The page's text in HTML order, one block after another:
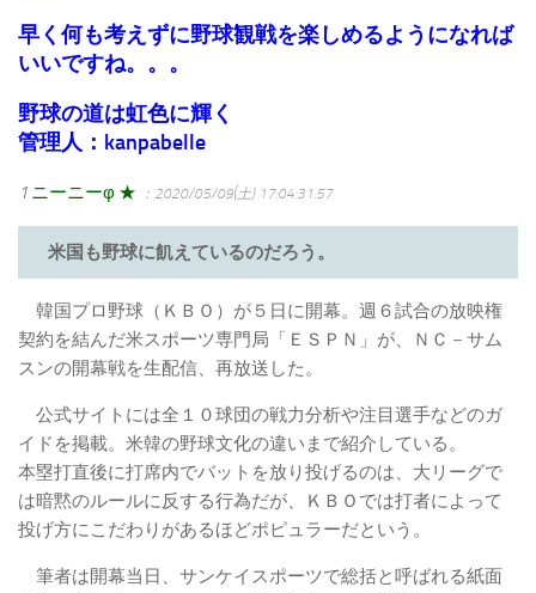
早く何も考えずに野球観戦を楽しめるようになれば
いいですね。。。
野球の道は虹色に輝く
管理人：kanpabelle
1 ニーニーφ ★ ：2020/05/09(土) 17:04:31.57
米国も野球に飢えているのだろう。
韓国プロ野球（ＫＢＯ）が５日に開幕。週６試合の放映権
契約を結んだ米スポーツ専門局「ＥＳＰＮ」が、ＮＣ－サム
スンの開幕戦を生配信、再放送した。
公式サイトには全１０球団の戦力分析や注目選手などのガ
イドを掲載。米韓の野球文化の違いまで紹介している。
本塁打直後に打席内でバットを放り投げるのは、大リーグで
は暗黙のルールに反する行為だが、ＫＢＯでは打者によって
投げ方にこだわりがあるほどポピュラーだという。
筆者は開幕当日、サンケイスポーツで総括と呼ばれる紙面